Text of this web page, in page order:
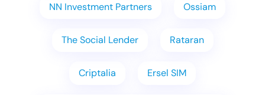
NN Investment Partners Ossiam
The Social Lender Rataran
Criptalia Ersel SIM